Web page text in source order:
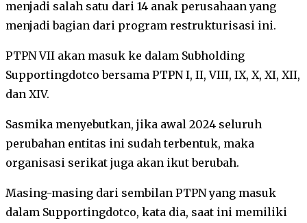
menjadi salah satu dari 14 anak perusahaan yang
menjadi bagian dari program restrukturisasi ini.
PTPN VII akan masuk ke dalam Subholding
Supportingdotco bersama PTPN I, II, VIII, IX, X, XI, XII,
dan XIV.
Sasmika menyebutkan, jika awal 2024 seluruh
perubahan entitas ini sudah terbentuk, maka
organisasi serikat juga akan ikut berubah.
Masing-masing dari sembilan PTPN yang masuk
dalam Supportingdotco, kata dia, saat ini memiliki